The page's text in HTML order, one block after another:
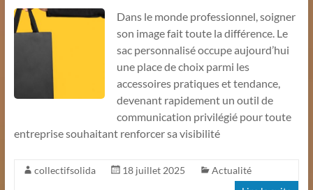
Dans le monde professionnel, soigner
son image fait toute la différence. Le
sac personnalisé occupe aujourd’hui
une place de choix parmi les
accessoires pratiques et tendance,
devenant rapidement un outil de
communication privilégié pour toute
entreprise souhaitant renforcer sa visibilité
collectifsolida 18 juillet 2025
Actualité